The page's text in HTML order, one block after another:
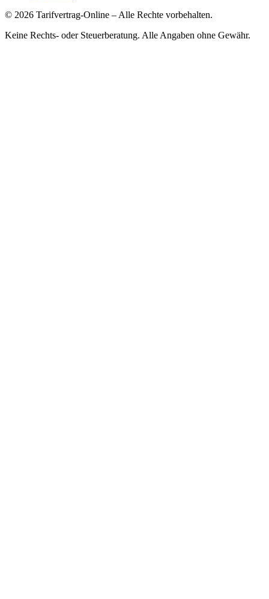
© 2026 Tarifvertrag-Online – Alle Rechte vorbehalten.
Keine Rechts- oder Steuerberatung. Alle Angaben ohne Gewähr.